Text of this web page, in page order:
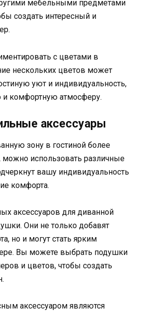
мебельными предметами
создать интересный и
с цветами в
нескольких цветов может
уют и индивидуальность,
и комфортную атмосферу.
аксессуары
зону в гостиной более
можно использовать различные
вашу индивидуальность
комфорта.
аксессуаров для диванной
Они не только добавят
но и могут стать ярким
Вы можете выбрать подушки
и цветов, чтобы создать
аксессуаром являются